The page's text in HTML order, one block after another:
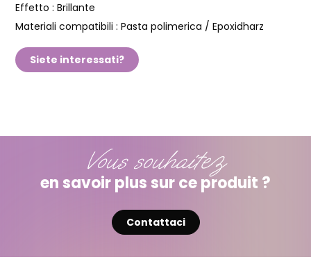
Effetto : Brillante
Materiali compatibili : Pasta polimerica / Epoxidharz
Siete interessati?
Vous souhaitez
en savoir plus sur ce produit ?
Contattaci